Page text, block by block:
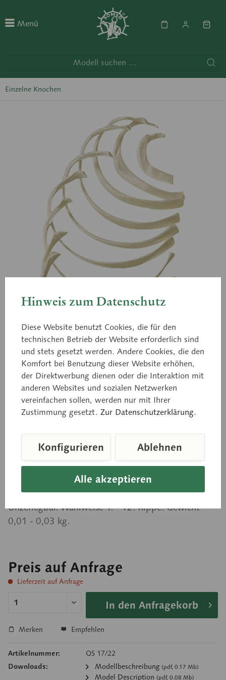
Menü
Einzelne Knochen
Rippe (Costa)
nach der Natur modelliert, aus SOMSO-Plast®.
Unzerlegbar. Wahlweise 1. - 12. Rippe. Gewicht
0,01 - 0,03 kg.
Preis auf Anfrage
Lieferzeit auf Anfrage
In den Anfragekorb
Merken Empfehlen
Artikelnummer:
QS 17/22
Downloads:
Modellbeschreibung (pdf, 0.17 Mb)
Model Description (pdf, 0.08 Mb)
Hinweis zum Datenschutz
Diese Website benutzt Cookies, die für den
technischen Betrieb der Website erforderlich sind
und stets gesetzt werden. Andere Cookies, die den
Komfort bei Benutzung dieser Website erhöhen,
der Direktwerbung dienen oder die Interaktion mit
anderen Websites und sozialen Netzwerken
vereinfachen sollen, werden nur mit Ihrer
Zustimmung gesetzt. Zur Datenschutzerklärung.
Alle akzeptieren
Konfigurieren Ablehnen